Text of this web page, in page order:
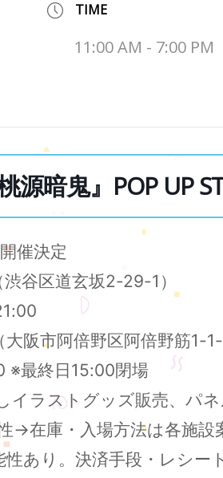
TIME
11:00 AM - 7:00 PM
源暗鬼』POP UP
催決定
谷区道玄坂2-29-1）
阪市阿倍野区阿倍野筋1-1-
※最終日15:00閉場
イラストグッズ販売、パ
→在庫・入場方法は各施設
あり。決済手段・レシー